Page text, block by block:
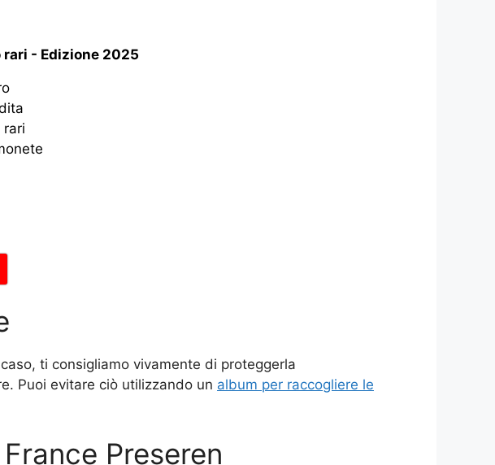
rari - Edizione 2025
rari
ti consigliamo vivamente di proteggerla
Puoi evitare ciò utilizzando un album per raccogliere le
Preseren